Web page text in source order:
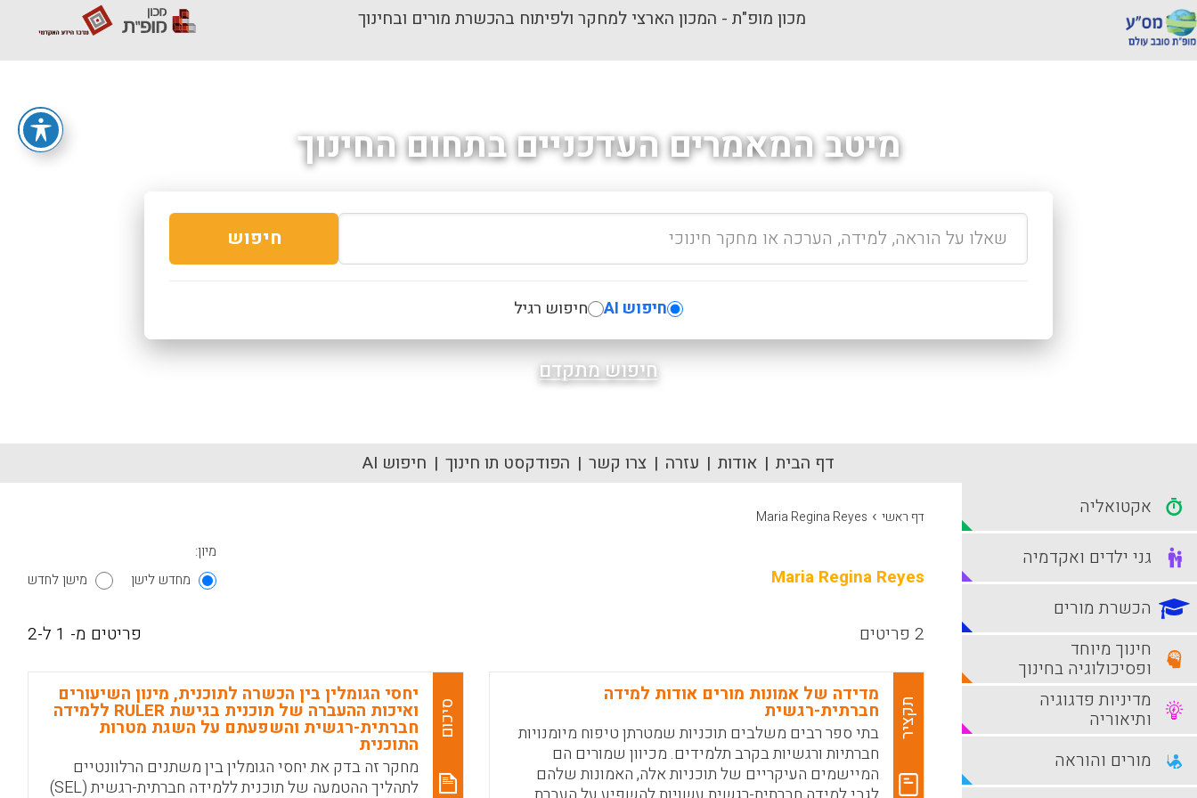
מכון מופ"ת - המכון הארצי למחקר ולפיתוח בהכשרת מורים ובחינוך
מיטב המאמרים העדכניים בתחום החינוך
חיפוש
חיפוש AI חיפוש רגיל
חיפוש מתקדם
דף הבית אודות עזרה צרו קשר הפודקסט תו חינוך חיפוש AI
דף ראשי ›
Maria Regina Reyes
Maria Regina Reyes
מיון:
מחדש לישן
מישן לחדש
2 פריטים פריטים מ- 1 ל-2
תקציר
מדידה של אמונות מורים אודות למידה
חברתית-רגשית
בתי ספר רבים משלבים תוכניות שמטרתן טיפוח מיומנויות
חברתיות ורגשיות בקרב תלמידים. מכיוון שמורים הם
המיישמים העיקריים של תוכניות אלה, האמונות שלהם
סיכום
יחסי הגומלין בין הכשרה לתוכנית, מינון השיעורים
ואיכות ההעברה של תוכנית בגישת RULER ללמידה
חברתית-רגשית והשפעתם על השגת מטרות
התוכנית
מחקר זה בדק את יחסי הגומלין בין משתנים הרלוונטיים
לתהליך ההטמעה של תוכנית ללמידה חברתית-רגשית (SEL)
אקטואליה
גני ילדים ואקדמיה
הכשרת מורים
חינוך מיוחד
ופסיכולוגיה בחינוך
מדיניות פדגוגיה
ותיאוריה
מורים והוראה